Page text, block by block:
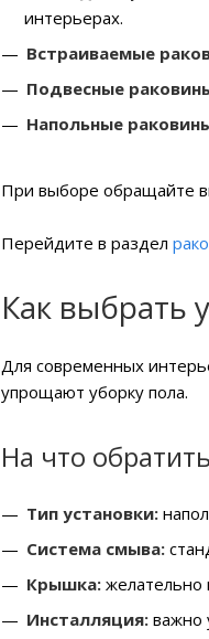
интерьерах.
Встраиваемые
Подвесные
Напольные
При выборе обращайте
Перейдите в раздел
Как выбрать
Для современных
упрощают уборку пола.
На что
Тип установки:
Система смыва:
Крышка: желательно
Инсталляция: важно